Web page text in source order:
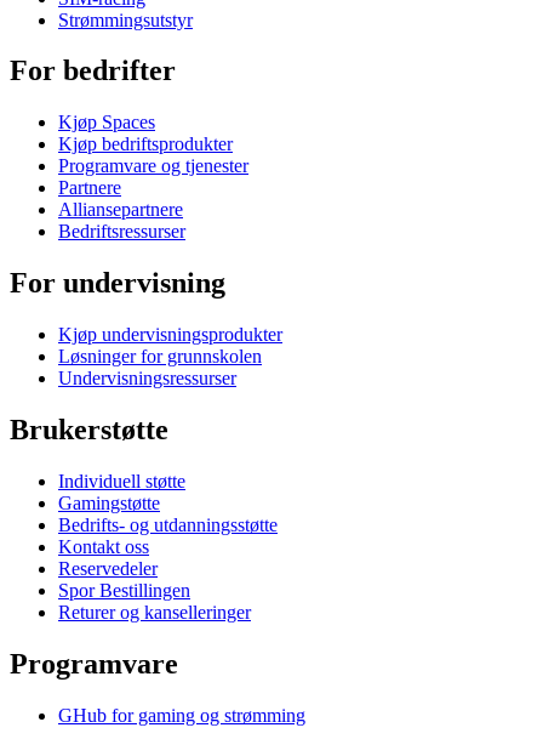
Strømmingsutstyr
For bedrifter
Kjøp Spaces
Kjøp bedriftsprodukter
Programvare og tjenester
Partnere
Alliansepartnere
Bedriftsressurser
For undervisning
Kjøp undervisningsprodukter
Løsninger for grunnskolen
Undervisningsressurser
Brukerstøtte
Individuell støtte
Gamingstøtte
Bedrifts- og utdanningsstøtte
Kontakt oss
Reservedeler
Spor Bestillingen
Returer og kanselleringer
Programvare
GHub for gaming og strømming